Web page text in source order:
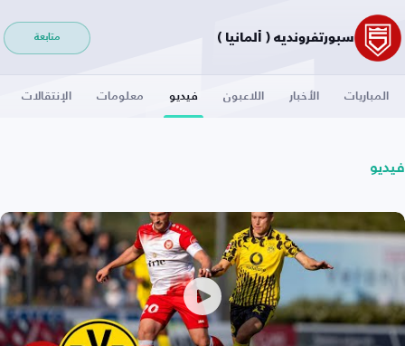
سبورتفرونديه ( ألمانيا ) متابعة
المباريات الأخبار اللاعبون فيديو معلومات الإنتقالات
فيديو